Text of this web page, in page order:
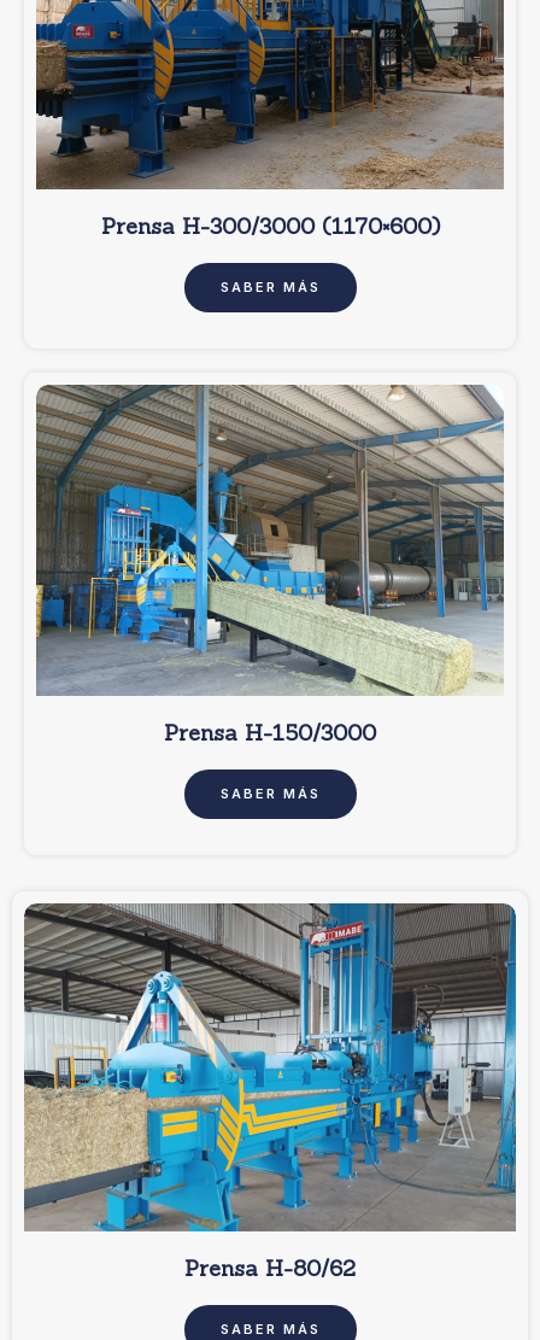
Prensa H-300/3000 (1170×600)
SABER MÁS
Prensa H-150/3000
SABER MÁS
Prensa H-80/62
SABER MÁS